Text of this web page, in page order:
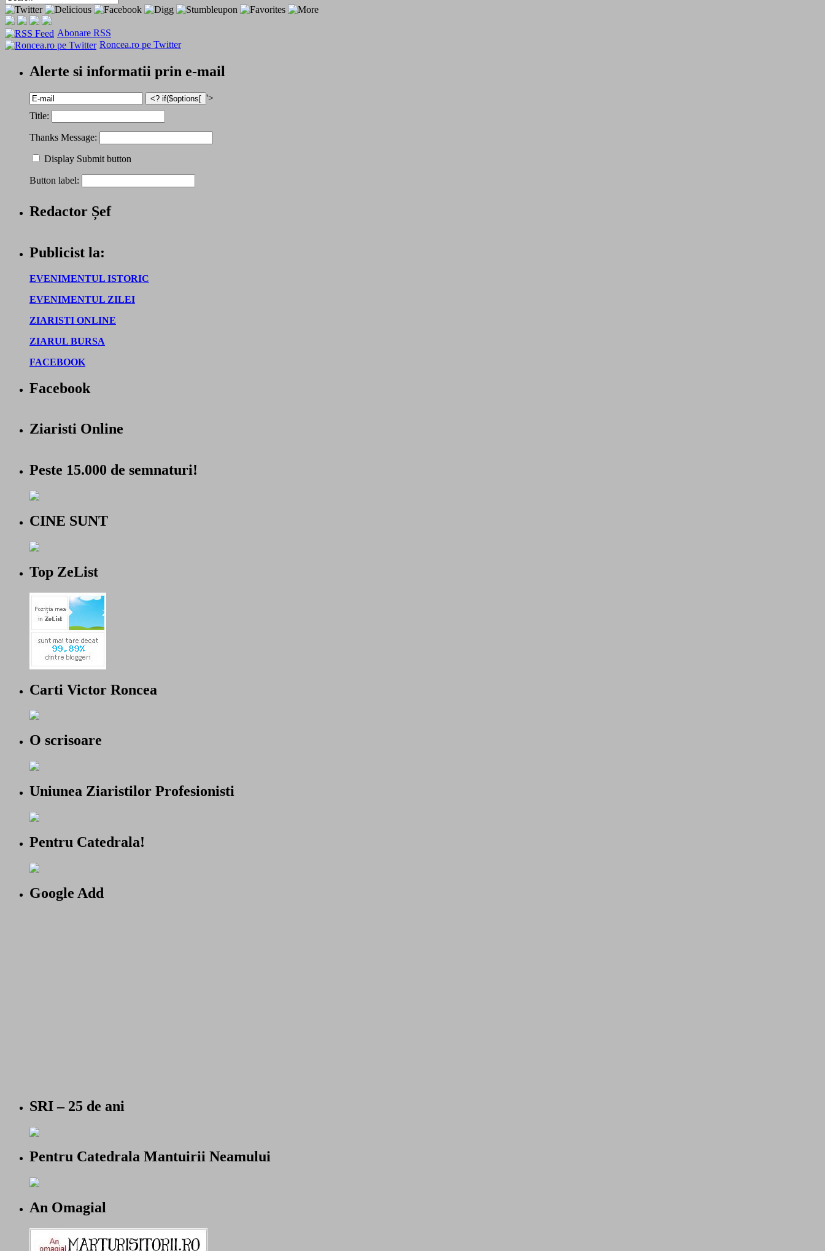
Abonare RSS
Roncea.ro pe Twitter
Alerte si informatii prin e-mail
'>
Title:
Thanks Message:
Display Submit button
Button label:
Redactor Șef
Publicist la:
EVENIMENTUL ISTORIC
EVENIMENTUL ZILEI
ZIARISTI ONLINE
ZIARUL BURSA
FACEBOOK
Facebook
Ziaristi Online
Peste 15.000 de semnaturi!
CINE SUNT
Top ZeList
Carti Victor Roncea
O scrisoare
Uniunea Ziaristilor Profesionisti
Pentru Catedrala!
Google Add
SRI – 25 de ani
Pentru Catedrala Mantuirii Neamului
An Omagial